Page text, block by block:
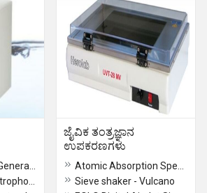
ಜೈವಿಕ ತಂತ್ರಜ್ಞಾನ
ಉಪಕರಣಗಳು
Sieve shaker - Vulcano